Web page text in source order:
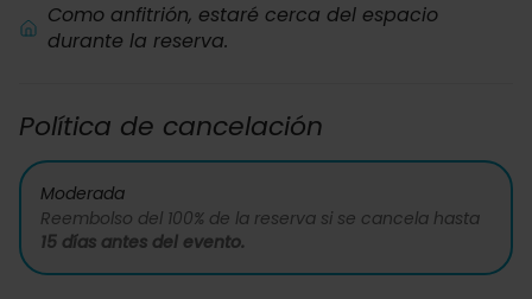
Como anfitrión, estaré cerca del espacio
durante la reserva.
Política de cancelación
Moderada
Reembolso del 100% de la reserva si se cancela hasta
15 días antes del evento.